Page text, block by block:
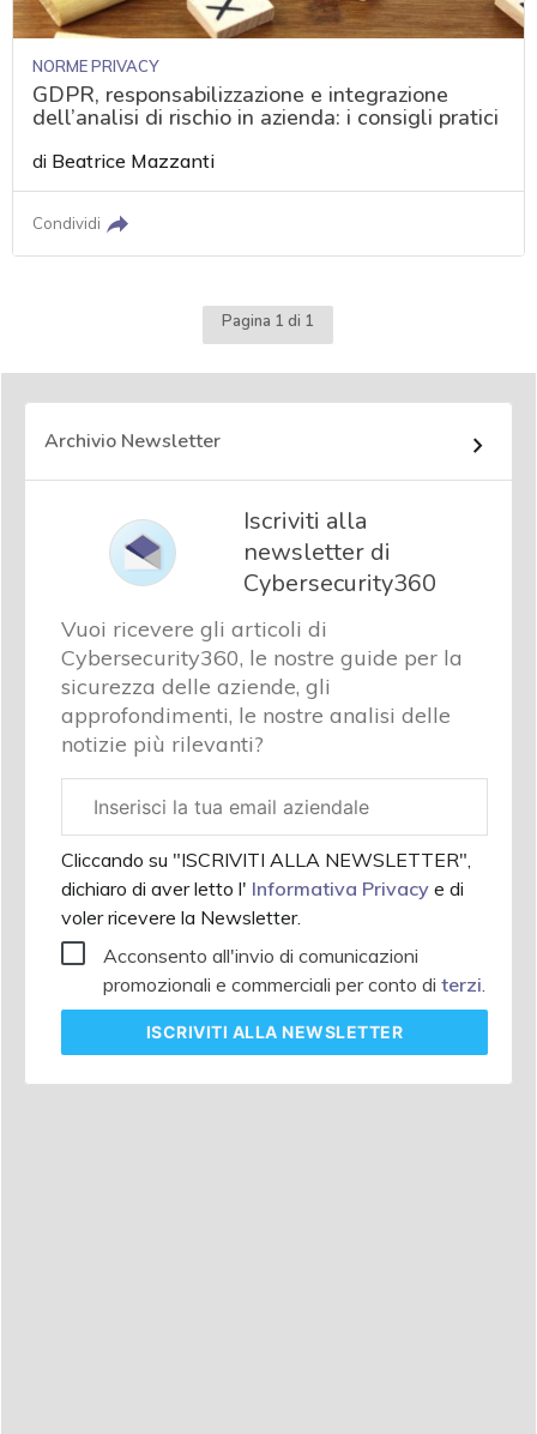
NORME PRIVACY
GDPR, responsabilizzazione e integrazione
dell’analisi di rischio in azienda: i consigli pratici
di Beatrice Mazzanti
Condividi
Pagina 1 di 1
Archivio Newsletter
Iscriviti alla
newsletter di
Cybersecurity360
Vuoi ricevere gli articoli di
Cybersecurity360, le nostre guide per la
sicurezza delle aziende, gli
approfondimenti, le nostre analisi delle
notizie più rilevanti?
aziendale
Cliccando su "ISCRIVITI ALLA NEWSLETTER",
dichiaro di aver letto l' Informativa Privacy e di
voler ricevere la Newsletter.
Acconsento all'invio di comunicazioni
promozionali e commerciali per conto di terzi.
ISCRIVITI ALLA NEWSLETTER